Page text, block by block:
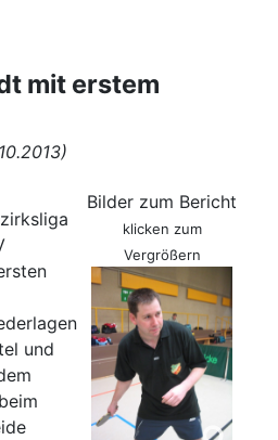
mit erstem
und
Bilder zum Bericht
klicken zum
Vergrößern